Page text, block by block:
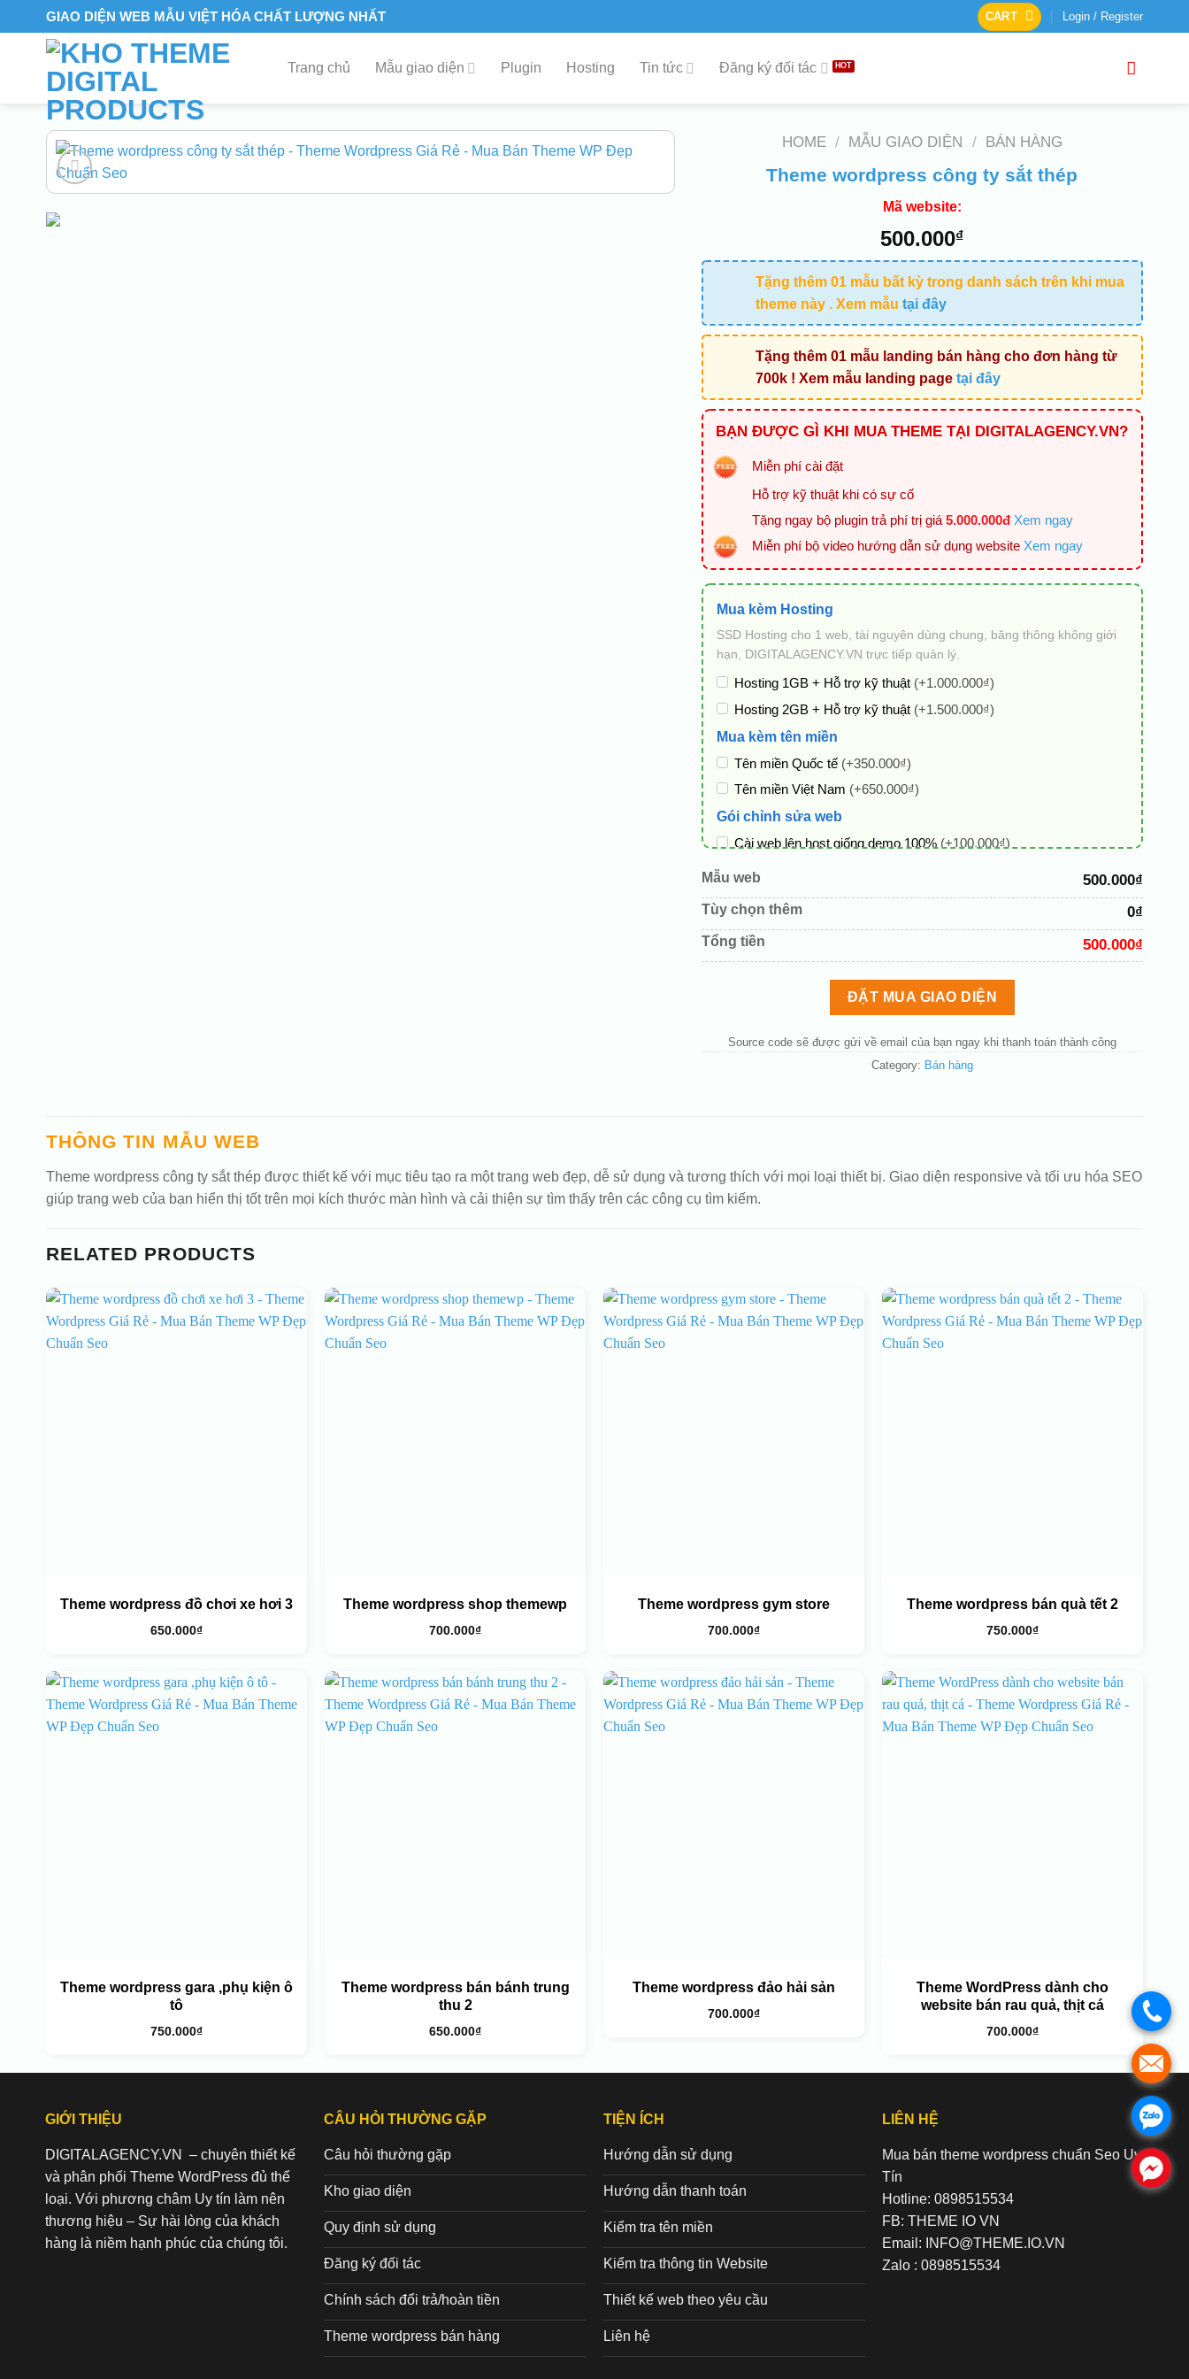
to
GIAO DIỆN WEB MẪU VIỆT HÓA CHẤT LƯỢNG NHẤT CART Login / Register
Trang chủ Mẫu giao diện Plugin Hosting Tin tức Đăng ký đối tác
HOME / MẪU GIAO DIỆN / BÁN HÀNG
Theme wordpress công ty sắt thép
Mã website:
500.000₫
Tặng thêm 01 mẫu bất kỳ trong danh sách trên khi mua
theme này . Xem mẫu tại đây
Tặng thêm 01 mẫu landing bán hàng cho đơn hàng từ
700k ! Xem mẫu landing page tại đây
BẠN ĐƯỢC GÌ KHI MUA THEME TẠI DIGITALAGENCY.VN?
Miễn phí cài đặt
Hỗ trợ kỹ thuật khi có sự cố
Tặng ngay bộ plugin trả phí trị giá 5.000.000đ Xem ngay
Miễn phí bộ video hướng dẫn sử dụng website Xem ngay
Mua kèm Hosting
SSD Hosting cho 1 web, tài nguyên dùng chung, băng thông không giới
hạn, DIGITALAGENCY.VN trực tiếp quản lý.
Hosting 1GB + Hỗ trợ kỹ thuật (+1.000.000₫)
Hosting 2GB + Hỗ trợ kỹ thuật (+1.500.000₫)
Mua kèm tên miền
Tên miền Quốc tế (+350.000₫)
Tên miền Việt Nam (+650.000₫)
Gói chỉnh sửa web
Cài web lên host giống demo 100% (+100.000₫)
Thay logo + thông tin doanh nghiệp
Đổi màu chủ đạo theo tông của logo(+200.000₫)
Sửa danh mục và sắp xếp lại đề mục menu cho chuẩn
Thay đổi bố cục trang chủ (đơn giản)
Mẫu web 500.000₫
Tùy chọn thêm 0₫
Tổng tiền 500.000₫
ĐẶT MUA GIAO DIỆN
Source code sẽ được gửi về email của bạn ngay khi thanh toán thành công
Category: Bán hàng
THÔNG TIN MẪU WEB
Theme wordpress công ty sắt thép được thiết kế với mục tiêu tạo ra một trang web đẹp, dễ sử dụng và tương thích với mọi loại thiết bị. Giao diện responsive và tối ưu hóa SEO
giúp trang web của bạn hiển thị tốt trên mọi kích thước màn hình và cải thiện sự tìm thấy trên các công cụ tìm kiếm.
RELATED PRODUCTS
Theme wordpress đồ chơi xe hơi 3
650.000₫
Theme wordpress shop themewp
700.000₫
Theme wordpress gym store
700.000₫
Theme wordpress bán quà tết 2
750.000₫
Theme wordpress gara ,phụ kiện ô
tô
750.000₫
Theme wordpress bán bánh trung
thu 2
650.000₫
Theme wordpress đảo hải sản
700.000₫
Theme WordPress dành cho
website bán rau quả, thịt cá
700.000₫
GIỚI THIỆU
DIGITALAGENCY.VN – chuyên thiết kế
và phân phối Theme WordPress đủ thể
loại. Với phương châm Uy tín làm nên
thương hiệu – Sự hài lòng của khách
hàng là niềm hạnh phúc của chúng tôi.
CÂU HỎI THƯỜNG GẶP
Câu hỏi thường gặp
Kho giao diện
Quy định sử dụng
Đăng ký đối tác
Chính sách đổi trả/hoàn tiền
Theme wordpress bán hàng
TIỆN ÍCH
Hướng dẫn sử dụng
Hướng dẫn thanh toán
Kiểm tra tên miền
Kiểm tra thông tin Website
Thiết kế web theo yêu cầu
Liên hệ
LIÊN HỆ
Mua bán theme wordpress chuẩn Seo Uy
Tín
Hotline: 0898515534
FB: THEME IO VN
Email: INFO@THEME.IO.VN
Zalo : 0898515534
.
.
.
.